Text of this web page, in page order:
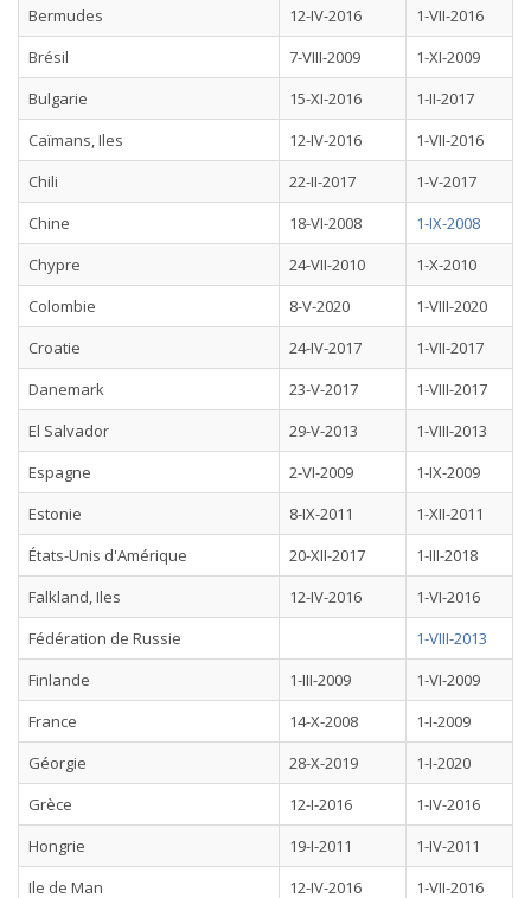
Bermudes
12-IV-2016
1-VII-2016
Brésil
7-VIII-2009
1-XI-2009
Bulgarie
15-XI-2016
1-II-2017
Caïmans, Iles
12-IV-2016
1-VII-2016
Chili
22-II-2017
1-V-2017
Chine
18-VI-2008
1-IX-2008
Chypre
24-VII-2010
1-X-2010
Colombie
8-V-2020
1-VIII-2020
Croatie
24-IV-2017
1-VII-2017
Danemark
23-V-2017
1-VIII-2017
El Salvador
29-V-2013
1-VIII-2013
Espagne
2-VI-2009
1-IX-2009
Estonie
8-IX-2011
1-XII-2011
États-Unis d'Amérique
20-XII-2017
1-III-2018
Falkland, Iles
12-IV-2016
1-VI-2016
Fédération de Russie
1-VIII-2013
Finlande
1-III-2009
1-VI-2009
France
14-X-2008
1-I-2009
Géorgie
28-X-2019
1-I-2020
Grèce
12-I-2016
1-IV-2016
Hongrie
19-I-2011
1-IV-2011
Ile de Man
12-IV-2016
1-VII-2016